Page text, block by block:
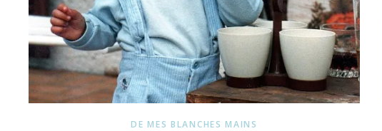
DE MES BLANCHES MAINS